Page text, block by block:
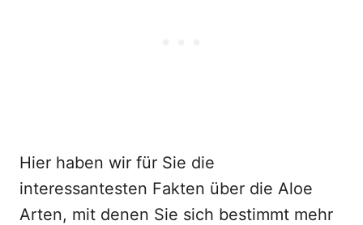
Hier haben wir für Sie die
interessantesten Fakten über die Aloe
Arten, mit denen Sie sich bestimmt mehr